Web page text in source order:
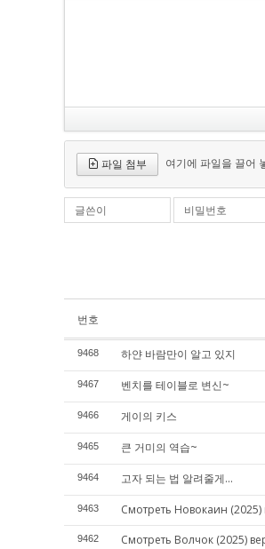
파일 첨부 여기에 파일을 끌어
글쓴이 비밀번호
번호
9468 하얀 바람만이 알고 있지
9467 벤치를 테이블로 변신~
9466 게이의 키스
9465 큰 거미의 역습~
9464 고자 되는 법 알려줄게...
9463 Смотреть Новокаин
9462 Смотреть Волчок (2025)